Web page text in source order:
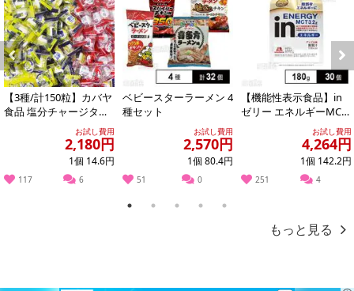
Previous
【3種/計150粒】カバヤ
食品 塩分チャージタブ
レッツ（塩レモン味・
スポーツドリ...
お試し費用
2,180円
1個 14.6円
117 6
ベビースターラーメン 4
種セット
お試し費用
2,570円
1個 80.4円
51 0
【機能性表示食品】in
ゼリー エネルギーMCT
お試し費用
4,264円
1個 142.2円
251 4
Next
1 2 3 4 5
もっと見る